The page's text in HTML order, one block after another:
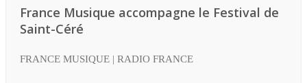
France Musique accompagne le Festival de
Saint-Céré
FRANCE MUSIQUE | RADIO FRANCE